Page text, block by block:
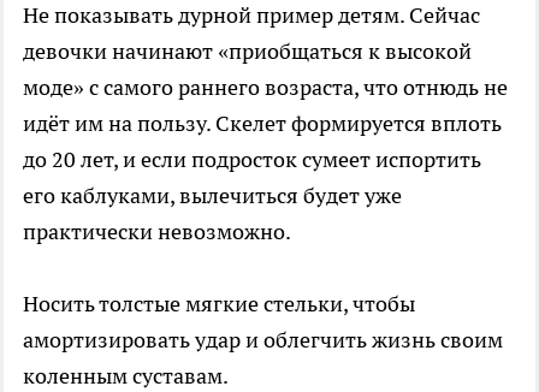
Не показывать дурной пример детям. Сейчас
девочки начинают «приобщаться к высокой
моде» с самого раннего возраста, что отнюдь не
идёт им на пользу. Скелет формируется вплоть
до 20 лет, и если подросток сумеет испортить
его каблуками, вылечиться будет уже
практически невозможно.
Носить толстые мягкие стельки, чтобы
амортизировать удар и облегчить жизнь своим
коленным суставам.